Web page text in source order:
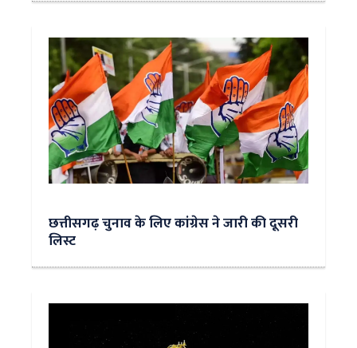
छत्तीसगढ़ चुनाव के लिए कांग्रेस ने जारी की दूसरी
लिस्ट